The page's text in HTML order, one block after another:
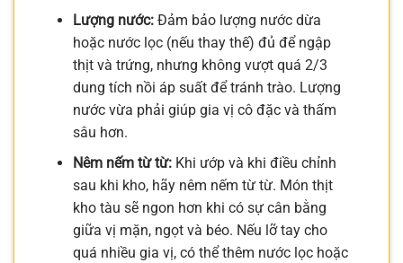
Lượng nước:Đảm bảo lượng nước dừa
hoặc nước lọc (nếu thay thế) đủ để ngập
thịt và trứng, nhưng không vượt quá 2/3
dung tích nồi áp suất để tránh trào. Lượng
nước vừa phải giúp gia vị cô đặc và thấm
sâu hơn.
Nêm nếm từ từ:Khi ướp và khi điều chỉnh
sau khi kho, hãy nêm nếm từ từ. Món thịt
kho tàu sẽ ngon hơn khi có sự cân bằng
giữa vị mặn, ngọt và béo. Nếu lỡ tay cho
quá nhiều gia vị, có thể thêm nước lọc hoặc